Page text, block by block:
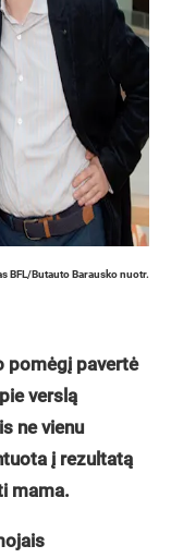
BFL/Butauto Barausko nuotr.
pomėgį pavertė
verslą
ne vienu
į rezultatą
mama.